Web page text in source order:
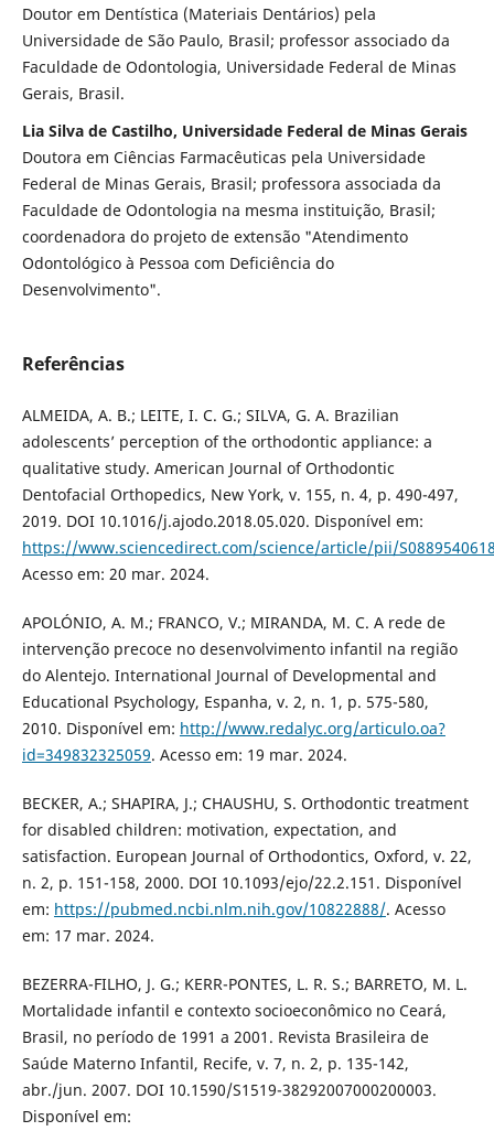
Doutor em Dentística (Materiais Dentários) pela
Universidade de São Paulo, Brasil; professor associado da
Faculdade de Odontologia, Universidade Federal de Minas
Gerais, Brasil.
Lia Silva de Castilho, Universidade Federal de Minas Gerais
Doutora em Ciências Farmacêuticas pela Universidade
Federal de Minas Gerais, Brasil; professora associada da
Faculdade de Odontologia na mesma instituição, Brasil;
coordenadora do projeto de extensão "Atendimento
Odontológico à Pessoa com Deficiência do
Desenvolvimento".
Referências
ALMEIDA, A. B.; LEITE, I. C. G.; SILVA, G. A. Brazilian
adolescents’ perception of the orthodontic appliance: a
qualitative study. American Journal of Orthodontic
Dentofacial Orthopedics, New York, v. 155, n. 4, p. 490-497,
2019. DOI 10.1016/j.ajodo.2018.05.020. Disponível em:
https://www.sciencedirect.com/science/article/pii/
Acesso em: 20 mar. 2024.
APOLÓNIO, A. M.; FRANCO, V.; MIRANDA, M. C. A rede de
intervenção precoce no desenvolvimento infantil na região
do Alentejo. International Journal of Developmental and
Educational Psychology, Espanha, v. 2, n. 1, p. 575-580,
2010. Disponível em: http://www.redalyc.org/articulo.oa?
id=349832325059. Acesso em: 19 mar. 2024.
BECKER, A.; SHAPIRA, J.; CHAUSHU, S. Orthodontic treatment
for disabled children: motivation, expectation, and
satisfaction. European Journal of Orthodontics, Oxford, v. 22,
n. 2, p. 151-158, 2000. DOI 10.1093/ejo/22.2.151. Disponível
em: https://pubmed.ncbi.nlm.nih.gov/10822888/. Acesso
em: 17 mar. 2024.
BEZERRA-FILHO, J. G.; KERR-PONTES, L. R. S.; BARRETO, M. L.
Mortalidade infantil e contexto socioeconômico no Ceará,
Brasil, no período de 1991 a 2001. Revista Brasileira de
Saúde Materno Infantil, Recife, v. 7, n. 2, p. 135-142,
abr./jun. 2007. DOI 10.1590/S1519-38292007000200003.
Disponível em: